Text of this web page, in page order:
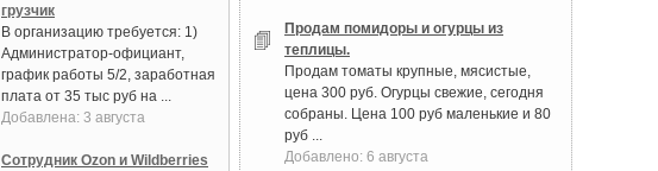
грузчик
В организацию требуется: 1)
Администратор-официант,
график работы 5/2, заработная
плата от 35 тыс руб на ...
Добавлена: 3 августа
Сотрудник Ozon и Wildberries
Продам помидоры и огурцы из
теплицы.
Продам томаты крупные, мясистые,
цена 300 руб. Огурцы свежие, сегодня
собраны. Цена 100 руб маленькие и 80
руб ...
Добавлено: 6 августа